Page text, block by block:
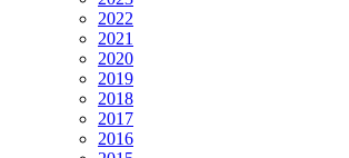
2022
2021
2020
2019
2018
2017
2016